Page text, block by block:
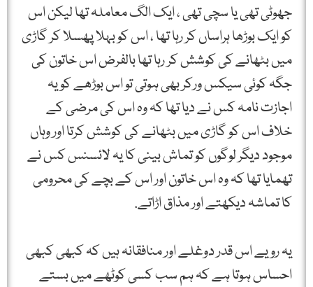
جھوٹی تھی یا سچی تھی ، ایک الگ معاملہ تھا لیکن اس
کو ایک بوڑھا ہراساں کر رہا تھا ، اس کو بہلا پھسلا کر گاڑی
میں بٹھانے کی کوشش کر رہا تھا بالفرض اس خاتون کی
جگہ کوئی سیکس ورکر بھی ہوتی تو اس بوڑھے کو یہ
اجازت نامہ کس نے دیا تھا کہ وہ اس کی مرضی کے
خلاف اس کو گاڑی میں بٹھانے کی کوشش کرتا اور وہاں
موجود دیگر لوگوں کو تماش بینی کا یہ لائسنس کس نے
تھمایا تھا کہ وہ اس خاتون اور اس کے بچے کی محرومی
کا تماشہ دیکھتے اور مذاق اڑاتے.
یہ رویے اس قدر دوغلے اور منافقانہ ہیں کہ کبھی کبھی
احساس ہوتا ہے کہ ہم سب کسی کوٹھے میں بستے